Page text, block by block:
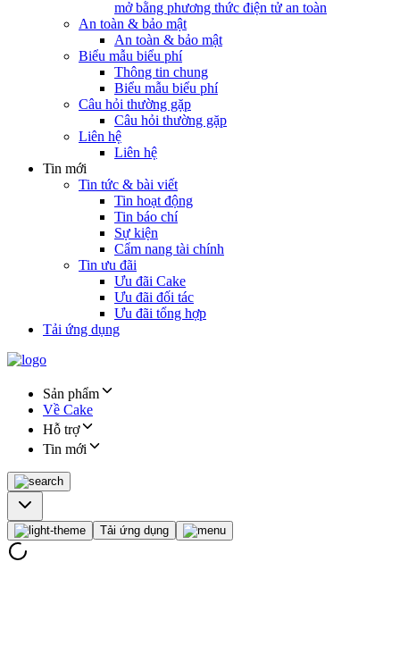
mở bằng phương thức điện tử an toàn
An toàn & bảo mật
An toàn & bảo mật
Biểu mẫu biểu phí
Thông tin chung
Biểu mẫu biểu phí
Câu hỏi thường gặp
Câu hỏi thường gặp
Liên hệ
Liên hệ
Tin mới
Tin tức & bài viết
Tin hoạt động
Tin báo chí
Sự kiện
Cẩm nang tài chính
Tin ưu đãi
Ưu đãi Cake
Ưu đãi đối tác
Ưu đãi tổng hợp
Tải ứng dụng
Sản phẩm
Về Cake
Hỗ trợ
Tin mới
Tải ứng dụng